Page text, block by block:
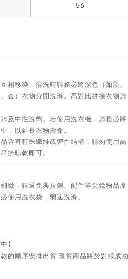
56
相移染，清洗時請務必將深色（如黑、
杏）衣物分開洗滌。高對比拼接衣物請
及中性洗劑。若使用洗衣機，請務必將
，以延長衣物壽命。
含有特殊纖維或彈性結構，請勿使用高
掛晾乾即可。
緻，請避免與拉鍊、配件等尖銳物品摩
使用洗衣袋，弱速洗滌。
】
的順序安排出貨 現貨商品將於對帳成功